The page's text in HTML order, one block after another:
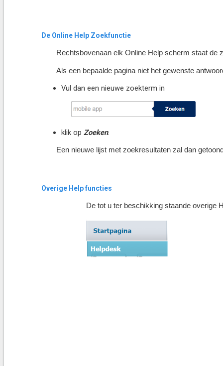
De Online Help Zoekfunctie
Rechtsbovenaan elk Online Help scherm staat de
Als een bepaalde pagina niet het gewenste
Vul dan een nieuwe zoekterm in
klik op Zoeken.
Een nieuwe lijst met zoekresultaten zal dan
Overige Help functies
De tot u ter beschikking staande overige